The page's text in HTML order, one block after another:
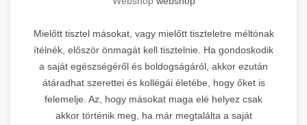
Mielőtt tisztel másokat, vagy mielőtt tiszteletre méltónak
ítélnék, először önmagát kell tisztelnie. Ha gondoskodik
a saját egészségéről és boldogságáról, akkor ezután
átáradhat szerettei és kollégái életébe, hogy őket is
felemelje. Az, hogy másokat maga elé helyez csak
akkor történik meg, ha már megtalálta a saját